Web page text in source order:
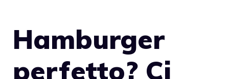
Hamburger
perfetto? Ci